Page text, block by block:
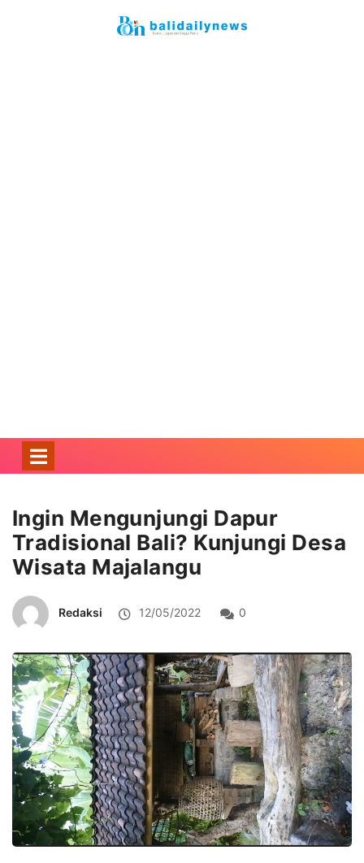
Ingin Mengunjungi Dapur
Tradisional Bali? Kunjungi Desa
Wisata Majalangu
Redaksi 12/05/2022 0